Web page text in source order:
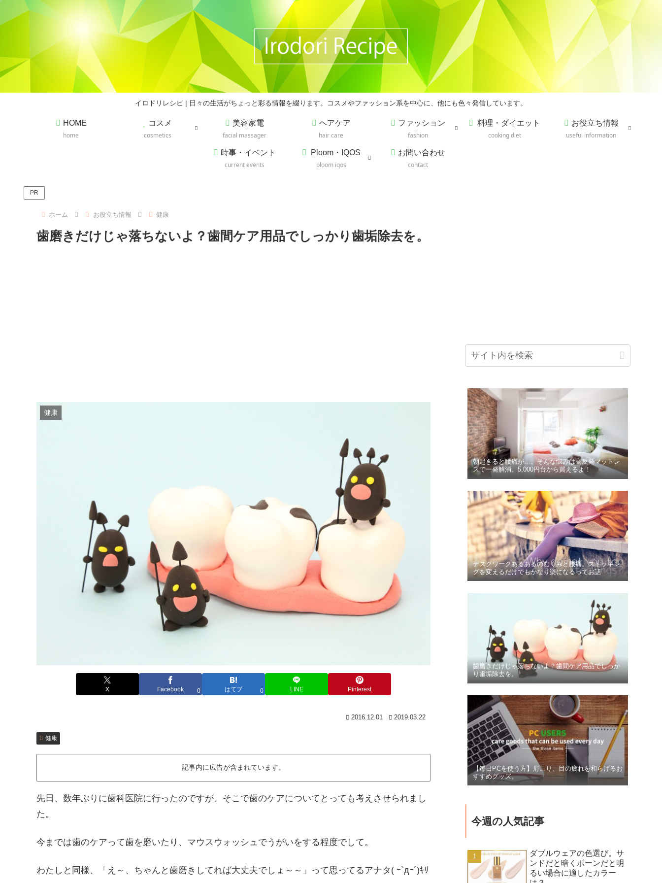
イロドリレシピ | 日々の生活がちょっと彩る情報を綴ります。コスメやファッション系を中心に、他にも色々発信しています。
HOME
home
コスメ
cosmetics
美容家電
facial massager
ヘアケア
hair care
ファッション
fashion
料理・ダイエット
cooking diet
お役立ち情報
useful information
時事・イベント
current events
Ploom・IQOS
ploom iqos
お問い合わせ
contact
PR
ホーム お役立ち情報 健康
歯磨きだけじゃ落ちないよ？歯間ケア用品でしっかり歯垢除去を。
健康
X Facebook 0 はてブ 0 LINE Pinterest
2016.12.01 2019.03.22
健康
記事内に広告が含まれています。
先日、数年ぶりに歯科医院に行ったのですが、そこで歯のケアについてとっても考えさせられまし
た。
今までは歯のケアって歯を磨いたり、マウスウォッシュでうがいをする程度でして。
わたしと同様、「え～、ちゃんと歯磨きしてれば大丈夫でしょ～～」って思ってるアナタ( ｰ`дｰ´)ｷﾘ
朝起きると腰痛が…。そんな悩みは高反発マットレ
スで一発解消。5,000円台から買えるよ！
デスクワークあるあるのむくみと腰痛。ストッキン
グを変えるだけでもかなり楽になるってお話
歯磨きだけじゃ落ちないよ？歯間ケア用品でしっか
り歯垢除去を。
【毎日PCを使う方】肩こり、目の疲れを和らげるお
すすめグッズ。
今週の人気記事
ダブルウェアの色選び。サ
ンドだと暗くボーンだと明
るい場合に適したカラー